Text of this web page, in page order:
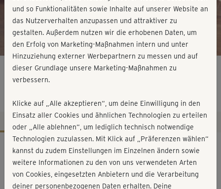
Video
Painfree Fascia® - Hüfte
Workout-Facts
leicht
29 Min
und so Funktionalitäten sowie Inhalte auf unserer Website an
das Nutzerverhalten anzupassen und attraktiver zu
gestalten. Außerdem nutzen wir die erhobenen Daten, um
den Erfolg von Marketing-Maßnahmen intern und unter
Hinzuziehung externer Werbepartnern zu messen und auf
dieser Grundlage unsere Marketing-Maßnahmen zu
verbessern.
Klicke auf „Alle akzeptieren“, um deine Einwilligung in den
Einsatz aller Cookies und ähnlichen Technologien zu erteilen
oder „Alle ablehnen“, um lediglich technisch notwendige
Technologien zuzulassen. Mit Klick auf „Präferenzen wählen“
kannst du zudem Einstellungen im Einzelnen ändern sowie
weitere Informationen zu den von uns verwendeten Arten
von Cookies, eingesetzten Anbietern und die Verarbeitung
deiner personenbezogenen Daten erhalten. Deine